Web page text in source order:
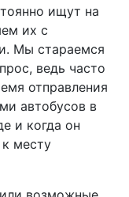
ищут на
их с
Мы стараемся
ведь часто
отправления
автобусов в
и когда он
к месту